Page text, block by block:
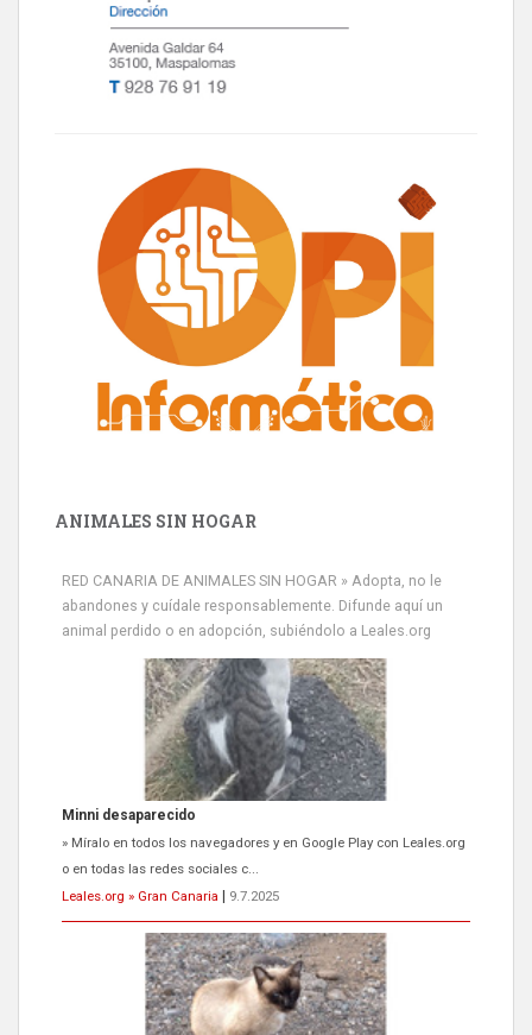
ANIMALES SIN HOGAR
RED CANARIA DE ANIMALES SIN HOGAR » Adopta, no le
abandones y cuídale responsablemente. Difunde aquí un
animal perdido o en adopción, subiéndolo a Leales.org
Minni desaparecido
» Míralo en todos los navegadores y en Google Play con Leales.org
o en todas las redes sociales c...
Leales.org » Gran Canaria
9.7.2025